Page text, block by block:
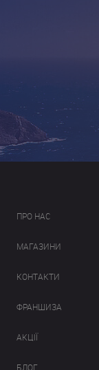
ПРО НАС
МАГАЗИНИ
КОНТАКТИ
ФРАНШИЗА
АКЦІЇ
БЛОГ